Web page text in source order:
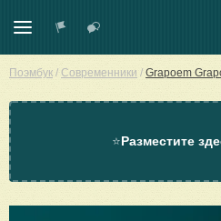
Поэмбук / Современники / Grapoem
⭐Разместите